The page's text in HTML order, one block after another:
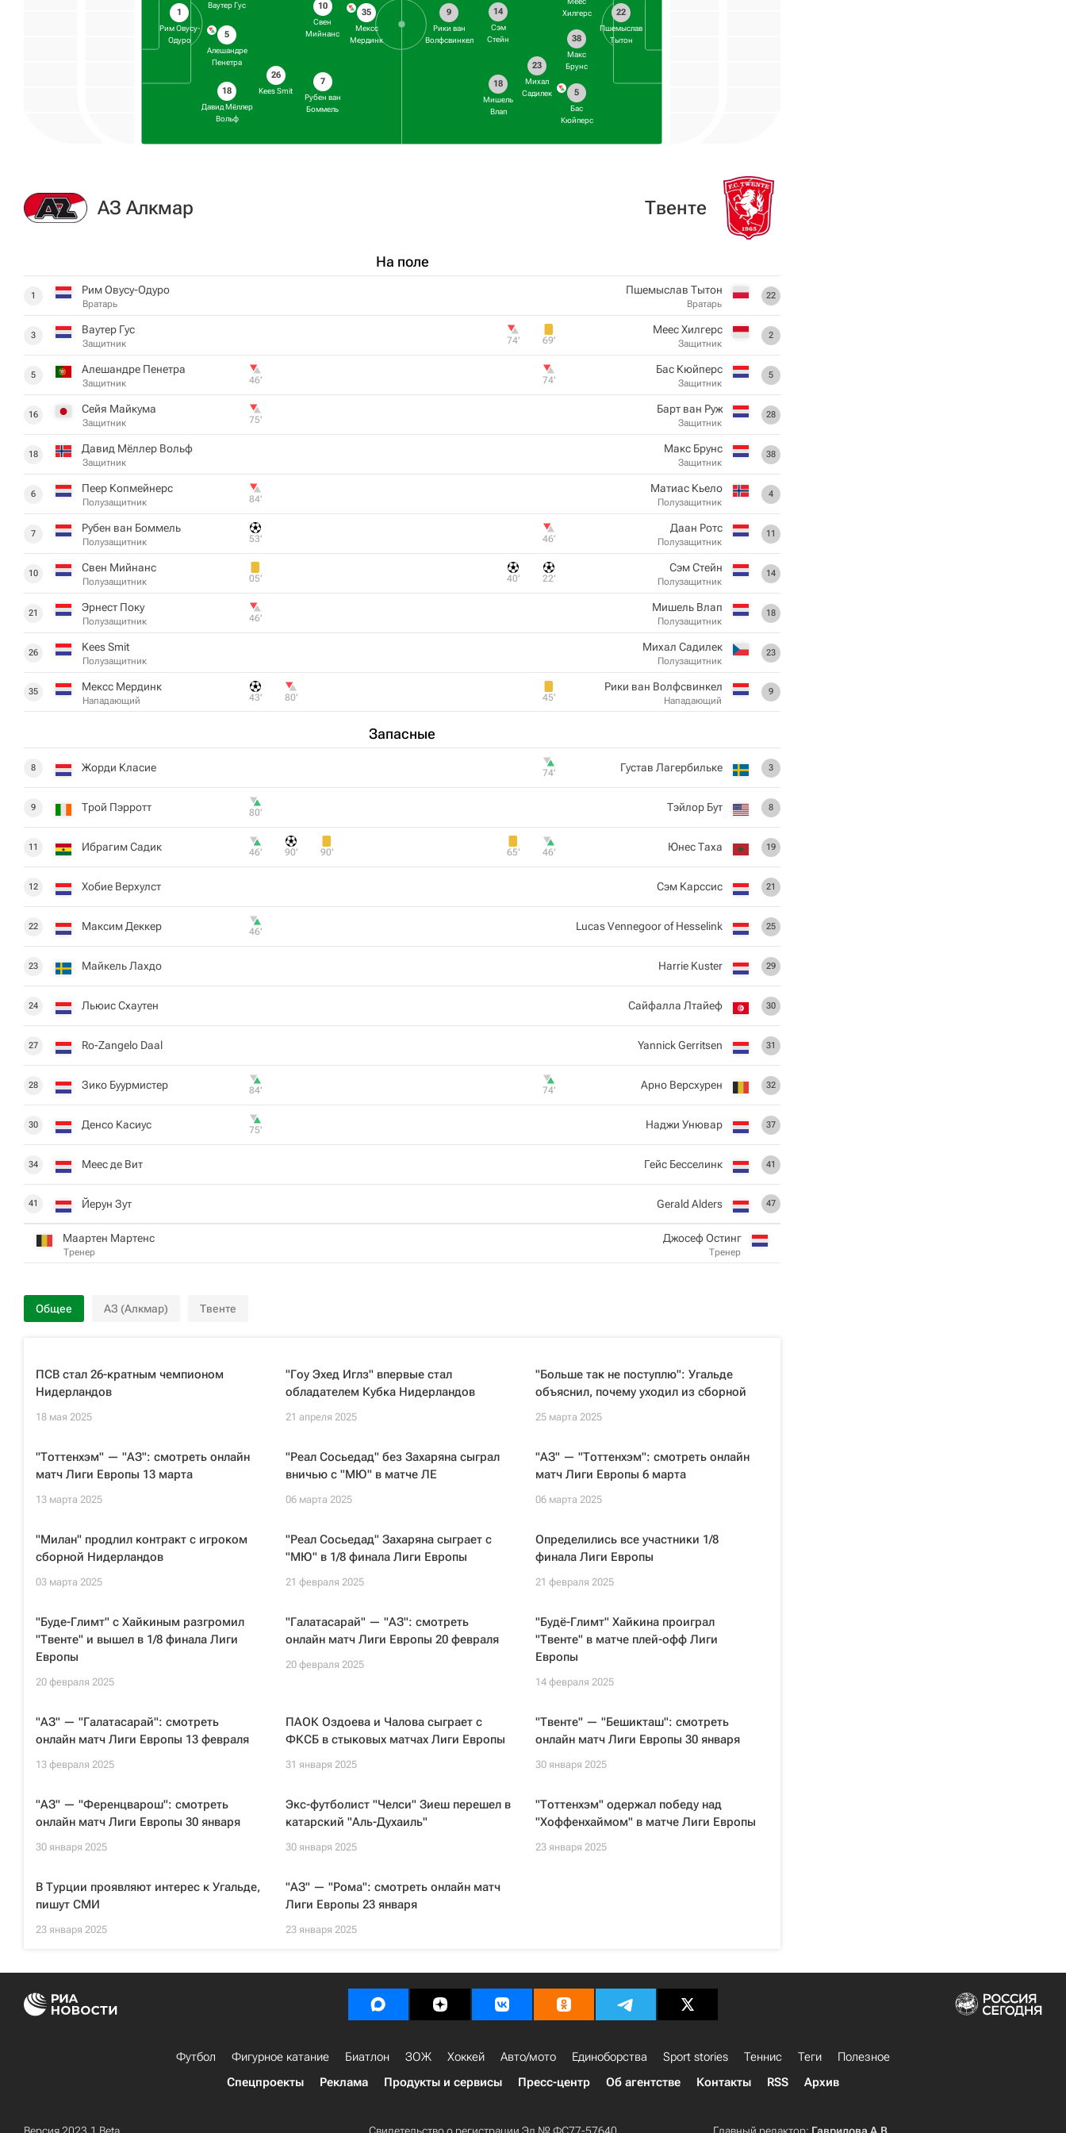
1
Рим Овусу-
Одуро
Ваутер Гус
5
Алешандре
Пенетра
18
Давид Мёллер
Вольф
26
Kees Smit
10
Свен
Мийнанс
7
Рубен ван
Боммель
35
Мексс
Мердинк
22
Пшемыслав
Тытон
Хилгерс
38
Макс
Брунс
5
Бас
Кюйперс
23
Михал
Садилек
14
Сэм
Стейн
18
Мишель
Влап
9
Рики ван
Волфсвинкел
АЗ Алкмар
На поле
1 Рим Овусу-Одуро
Вратарь
3 Ваутер Гус
Защитник
5 Алешандре Пенетра
Защитник 46‎’‎
16 Сейя Майкума
Защитник 75‎’‎
18 Давид Мёллер Вольф
Защитник
6 Пеер Копмейнерс
Полузащитник 84‎’‎
7 Рубен ван Боммель
Полузащитник 53‎’‎
10 Свен Мийнанс
Полузащитник 05‎’‎
21 Эрнест Поку
Полузащитник 46‎’‎
26 Kees Smit
Полузащитник
35 Мексс Мердинк
Нападающий 43‎’‎ 80‎’‎
Запасные
8 Жорди Класие
9 Трой Пэрротт 80‎’‎
11 Ибрагим Садик 46‎’‎ 90‎’‎ 90‎’‎
12 Хобие Верхулст
22 Максим Деккер 46‎’‎
23 Майкель Лахдо
24 Льюис Схаутен
27 Ro-Zangelo Daal
28 Зико Буурмистер 84‎’‎
30 Денсо Касиус 75‎’‎
34 Меес де Вит
41 Йерун Зут
Маартен Мартенс
Тренер
Твенте
22
Пшемыслав Тытон
Вратарь
2
Меес Хилгерс
Защитник
69‎’‎
74‎’‎
5
Бас Кюйперс
Защитник
74‎’‎
28
Барт ван Руж
Защитник
38
Макс Брунс
Защитник
4
Матиас Кьело
Полузащитник
11
Даан Ротс
Полузащитник
46‎’‎
14
Сэм Стейн
Полузащитник
22‎’‎
40‎’‎
18
Мишель Влап
Полузащитник
23
Михал Садилек
Полузащитник
9
Рики ван Волфсвинкел
Нападающий
45‎’‎
3
Густав Лагербильке
74‎’‎
8
Тэйлор Бут
19
Юнес Таха
46‎’‎
65‎’‎
21
Сэм Карссис
25
Lucas Vennegoor of Hesselink
29
Harrie Kuster
30
Сайфалла Лтайеф
31
Yannick Gerritsen
32
Арно Версхурен
74‎’‎
37
Наджи Унювар
41
Гейс Бесселинк
47
Gerald Alders
Джосеф Остинг
Тренер
Общее АЗ (Алкмар) Твенте
ПСВ стал 26-кратным чемпионом
Нидерландов
18 мая 2025
"Гоу Эхед Иглз" впервые стал
обладателем Кубка Нидерландов
21 апреля 2025
"Больше так не поступлю": Угальде
объяснил, почему уходил из сборной
25 марта 2025
"Тоттенхэм" — "АЗ": смотреть онлайн
матч Лиги Европы 13 марта
13 марта 2025
"Реал Сосьедад" без Захаряна сыграл
вничью с "МЮ" в матче ЛЕ
06 марта 2025
"АЗ" — "Тоттенхэм": смотреть онлайн
матч Лиги Европы 6 марта
06 марта 2025
"Милан" продлил контракт с игроком
сборной Нидерландов
03 марта 2025
"Реал Сосьедад" Захаряна сыграет с
"МЮ" в 1/8 финала Лиги Европы
21 февраля 2025
Определились все участники 1/8
финала Лиги Европы
21 февраля 2025
"Буде-Глимт" с Хайкиным разгромил
"Твенте" и вышел в 1/8 финала Лиги
Европы
20 февраля 2025
"Галатасарай" — "АЗ": смотреть
онлайн матч Лиги Европы 20 февраля
20 февраля 2025
"Будё-Глимт" Хайкина проиграл
"Твенте" в матче плей-офф Лиги
Европы
14 февраля 2025
"АЗ" — "Галатасарай": смотреть
онлайн матч Лиги Европы 13 февраля
13 февраля 2025
ПАОК Оздоева и Чалова сыграет с
ФКСБ в стыковых матчах Лиги Европы
31 января 2025
"Твенте" — "Бешикташ": смотреть
онлайн матч Лиги Европы 30 января
30 января 2025
"АЗ" — "Ференцварош": смотреть
онлайн матч Лиги Европы 30 января
30 января 2025
Экс-футболист "Челси" Зиеш перешел в
катарский "Аль-Духаиль"
30 января 2025
"Тоттенхэм" одержал победу над
"Хоффенхаймом" в матче Лиги Европы
23 января 2025
В Турции проявляют интерес к Угальде,
пишут СМИ
23 января 2025
"АЗ" — "Рома": смотреть онлайн матч
Лиги Европы 23 января
23 января 2025
Футбол Фигурное катание Биатлон ЗОЖ Хоккей Авто/мото Единоборства Sport stories Теннис Теги
Полезное
Спецпроекты
Реклама Продукты и сервисы Пресс-центр Об агентстве Контакты RSS Архив